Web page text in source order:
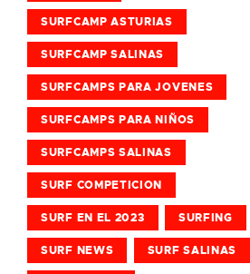
SURFCAMP ASTURIAS
SURFCAMP SALINAS
SURFCAMPS PARA JOVENES
SURFCAMPS PARA NIÑOS
SURFCAMPS SALINAS
SURF COMPETICION
SURF EN EL 2023 SURFING
SURF NEWS SURF SALINAS